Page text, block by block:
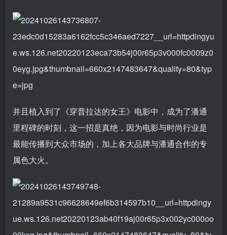
并且植入到了《穿普拉达的女王》电影中，成为了潘通
里程碑的时刻，这一招是真绝，因为电影与时尚行业是
最能传播到大众市场的，加上各大品牌与潘通合作的专
属色大火。